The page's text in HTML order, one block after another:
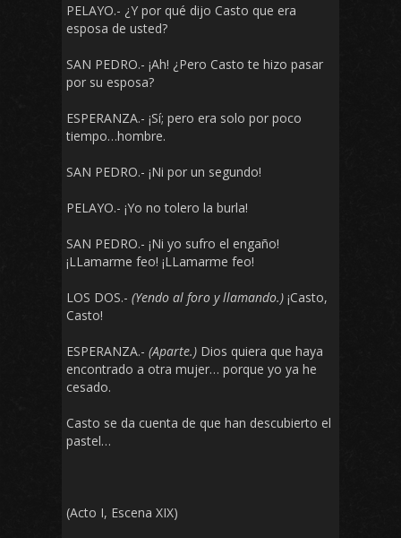
PELAYO.- ¿Y por qué dijo Casto que era
esposa de usted?
SAN PEDRO.- ¡Ah! ¿Pero Casto te hizo pasar
por su esposa?
ESPERANZA.- ¡Sí; pero era solo por poco
tiempo…hombre.
SAN PEDRO.- ¡Ni por un segundo!
PELAYO.- ¡Yo no tolero la burla!
SAN PEDRO.- ¡Ni yo sufro el engaño!
¡LLamarme feo! ¡LLamarme feo!
LOS DOS.- (Yendo al foro y llamando.) ¡Casto,
Casto!
ESPERANZA.- (Aparte.) Dios quiera que haya
encontrado a otra mujer… porque yo ya he
cesado.
Casto se da cuenta de que han descubierto el
pastel…
(Acto I, Escena XIX)